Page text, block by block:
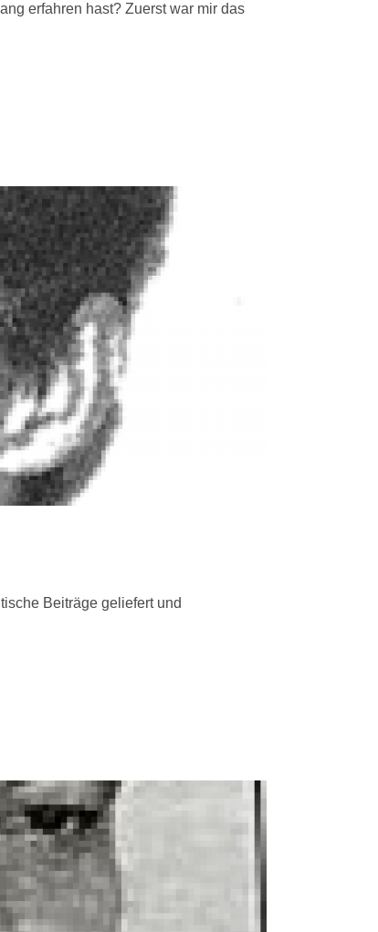
erfahren hast? Zuerst war mir das
Beiträge geliefert und